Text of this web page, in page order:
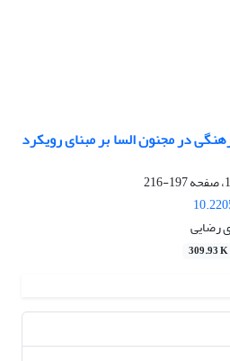
در مجنون السا بر مبنای رویکرد
197-216
رضایی
309.93 K